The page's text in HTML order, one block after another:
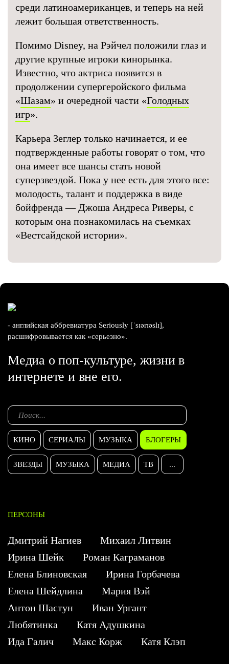
среди латиноамериканцев, и теперь на ней
лежит большая ответственность.
Помимо Disney, на Рэйчел положили глаз и
другие крупные игроки кинорынка.
Известно, что актриса появится в
продолжении супергеройского фильма
«Шазам» и очередной части «Голодных
игр».
Карьера Зеглер только начинается, и ее
подтвержденные работы говорят о том, что
она имеет все шансы стать новой
суперзвездой. Пока у нее есть для этого все:
молодость, талант и поддержка в виде
бойфренда — Джоша Андреса Риверы, с
которым она познакомилась на съемках
«Вестсайдской истории».
- английская аббревиатура Seriously [ˈsɪərɪəslɪ],
расшифровывается как «серьезно».
Медиа о поп-культуре, жизни в
интернете и вне его.
КИНО СЕРИАЛЫ МУЗЫКА БЛОГЕРЫ
ЗВЕЗДЫ МУЗЫКА МЕДИА ТВ ...
ПЕРСОНЫ
Дмитрий Нагиев
Михаил Литвин
Ирина Шейк
Роман Каграманов
Елена Блиновская
Ирина Горбачева
Елена Шейдлина
Мария Вэй
Антон Шастун
Иван Ургант
Любятинка
Катя Адушкина
Ида Галич
Макс Корж Катя Клэп